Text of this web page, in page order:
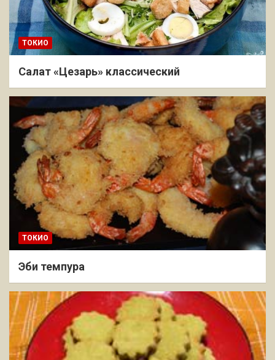
ТОКИО
Салат «Цезарь» классический
ТОКИО
Эби темпура